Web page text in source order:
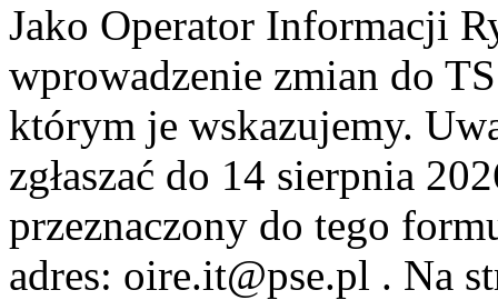
Jako Operator Informacji
wprowadzenie zmian do
którym je wskazujemy.
zgłaszać do 14 sierpnia
przeznaczony do tego
adres: oire.it@pse.pl . Na